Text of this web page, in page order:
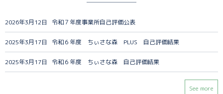
2026年3月12日 令和７年度事業所自己評価公表
2025年3月17日 令和６年度 ちぃさな森 PLUS 自己評価結果
2025年3月17日 令和６年度 ちぃさな森 自己評価結果
See more